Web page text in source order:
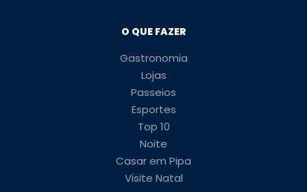
O QUE FAZER
Gastronomia
Lojas
Passeios
Esportes
Top 10
Noite
Casar em Pipa
Visite Natal